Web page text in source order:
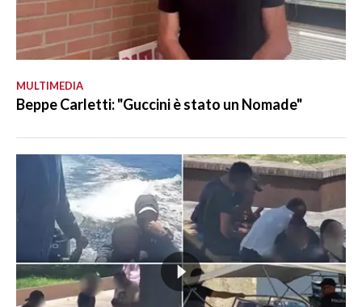
MULTIMEDIA
Beppe Carletti: "Guccini è stato un Nomade"